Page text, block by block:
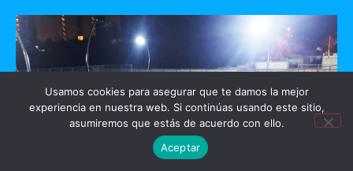
Usamos cookies para asegurar que te damos la mejor
experiencia en nuestra web. Si continúas usando este sitio,
asumiremos que estás de acuerdo con ello.
Aceptar